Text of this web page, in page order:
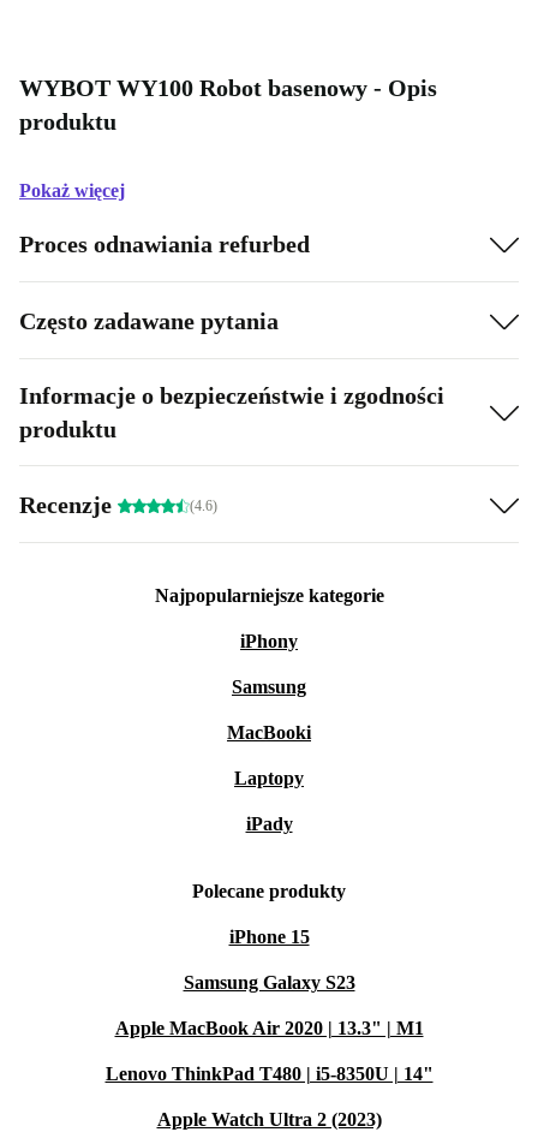
WYBOT WY100 Robot basenowy - Opis
produktu
Pokaż więcej
Proces odnawiania refurbed
Często zadawane pytania
Informacje o bezpieczeństwie i zgodności
produktu
Recenzje (4.6)
Najpopularniejsze kategorie
iPhony
Samsung
MacBooki
Laptopy
iPady
Polecane produkty
iPhone 15
Samsung Galaxy S23
Apple MacBook Air 2020 | 13.3" | M1
Lenovo ThinkPad T480 | i5-8350U | 14"
Apple Watch Ultra 2 (2023)